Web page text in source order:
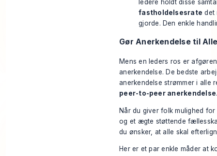
ledere holdt disse
fastholdelsesrate det
gjorde. Den enkle
Gør Anerkendelse til
Mens en leders ros er
anerkendelse. De bedste
anerkendelse strømmer i alle
peer-to-peer anerkendelse
Når du giver folk mulighed
og et ægte støttende
du ønsker, at alle skal
Her er et par enkle måder at